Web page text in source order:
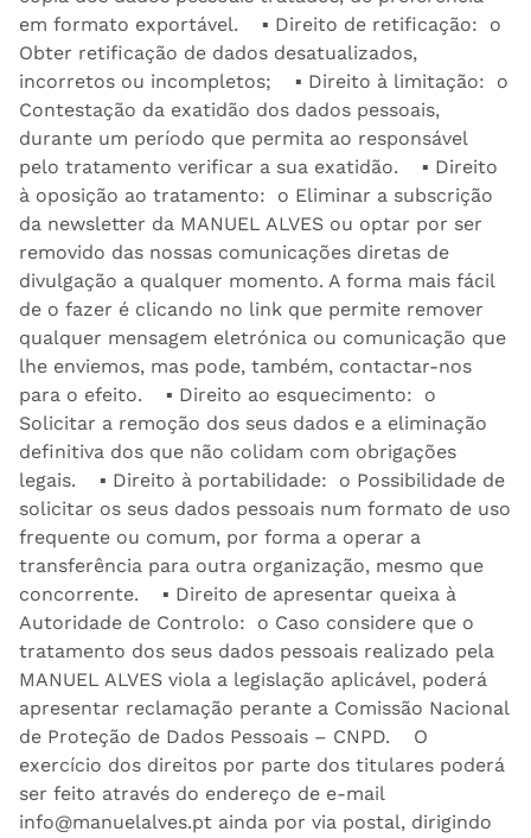
em formato exportável. ▪ Direito de retificação: o
Obter retificação de dados desatualizados,
incorretos ou incompletos; ▪ Direito à limitação: o
Contestação da exatidão dos dados pessoais,
durante um período que permita ao responsável
pelo tratamento verificar a sua exatidão. ▪ Direito
à oposição ao tratamento: o Eliminar a subscrição
da newsletter da MANUEL ALVES ou optar por ser
removido das nossas comunicações diretas de
divulgação a qualquer momento. A forma mais fácil
de o fazer é clicando no link que permite remover
qualquer mensagem eletrónica ou comunicação que
lhe enviemos, mas pode, também, contactar-nos
para o efeito. ▪ Direito ao esquecimento: o
Solicitar a remoção dos seus dados e a eliminação
definitiva dos que não colidam com obrigações
legais. ▪ Direito à portabilidade: o Possibilidade de
solicitar os seus dados pessoais num formato de uso
frequente ou comum, por forma a operar a
transferência para outra organização, mesmo que
concorrente. ▪ Direito de apresentar queixa à
Autoridade de Controlo: o Caso considere que o
tratamento dos seus dados pessoais realizado pela
MANUEL ALVES viola a legislação aplicável, poderá
apresentar reclamação perante a Comissão Nacional
de Proteção de Dados Pessoais – CNPD. O
exercício dos direitos por parte dos titulares poderá
ser feito através do endereço de e-mail
info@manuelalves.pt ainda por via postal, dirigindo